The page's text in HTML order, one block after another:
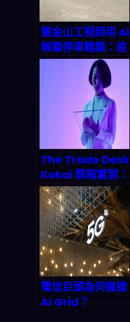
舊金山工程師用 AI
解鎖停車難題：這
款 App 如何讓你
不再收到罰單？
The Trade Desk
Kokai 開箱實測：
2026 AI 廣告代理
自動化怎麼靠聊天
機器人賺被動收
入？
電信巨頭為何瘋搶
AI Grid？